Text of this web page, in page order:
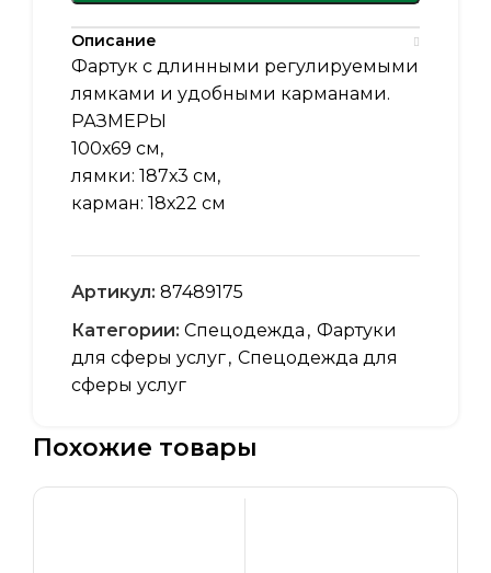
Описание
Фартук с длинными регулируемыми
лямками и удобными карманами.
РАЗМЕРЫ
100х69 см,
лямки: 187х3 см,
карман: 18х22 см
Артикул: 87489175
Категории: Спецодежда , Фартуки
для сферы услуг, Спецодежда для
сферы услуг
Похожие товары